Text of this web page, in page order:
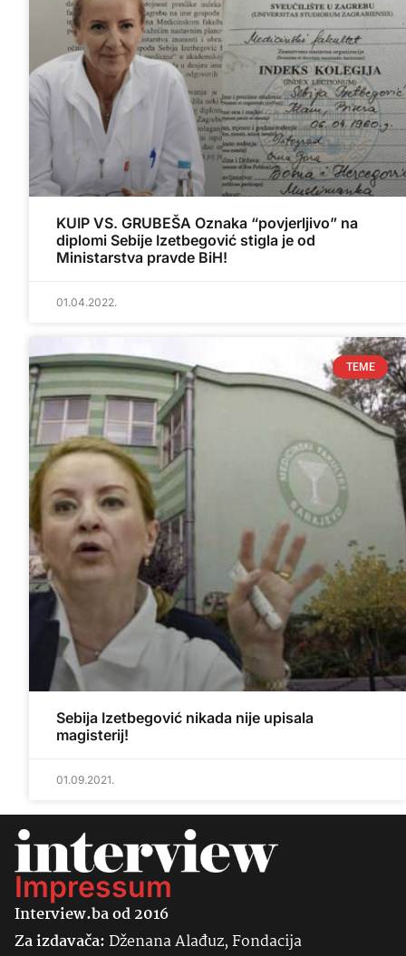
KUIP VS. GRUBEŠA Oznaka “povjerljivo” na
diplomi Sebije Izetbegović stigla je od
Ministarstva pravde BiH!
01.04.2022.
TEME
Sebija Izetbegović nikada nije upisala
magisterij!
01.09.2021.
Impressum
Interview.ba od 2016
Za izdavača:Dženana Alađuz, Fondacija